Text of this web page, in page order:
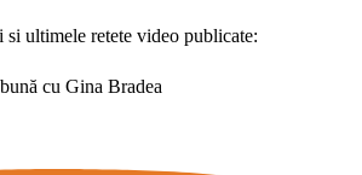
ultimele retete video publicate:
cu Gina Bradea